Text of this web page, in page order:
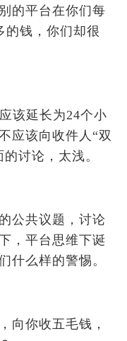
的平台在你们每
的钱，你们却很
该延长为24个小
应该向收件人“双
讨论，太浅。
公共议题，讨论
，平台思维下诞
什么样的警惕。
向你收五毛钱，